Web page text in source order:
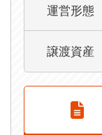
運営形態
譲渡資産